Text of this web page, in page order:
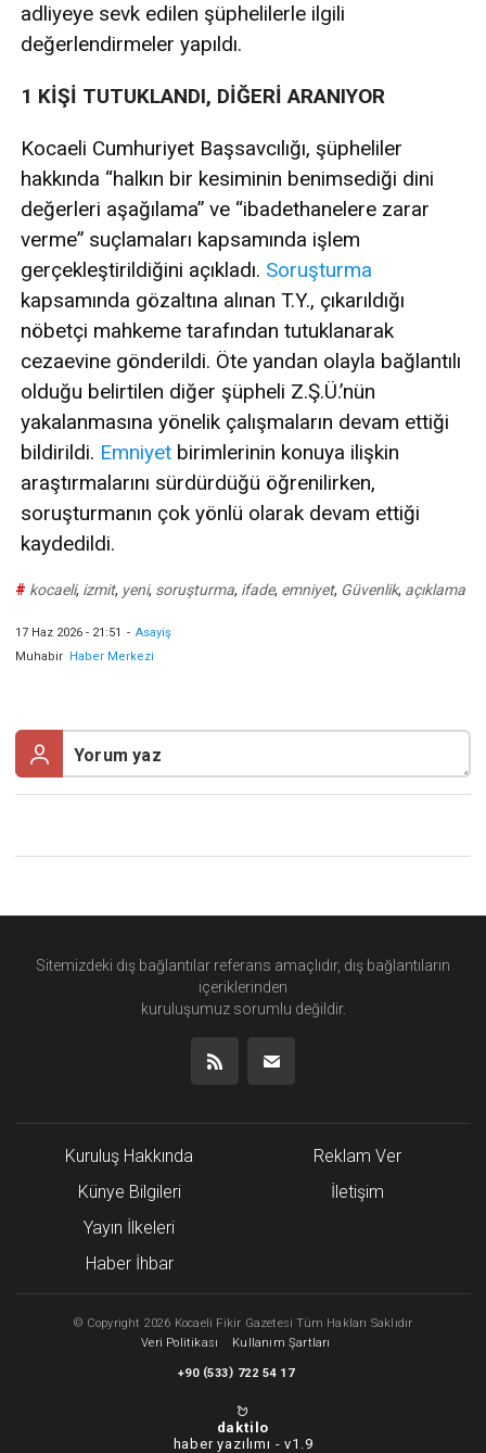
adliyeye sevk edilen şüphelilerle ilgili
değerlendirmeler yapıldı.
1 KİŞİ TUTUKLANDI, DİĞERİ ARANIYOR
Kocaeli Cumhuriyet Başsavcılığı, şüpheliler
hakkında “halkın bir kesiminin benimsediği dini
değerleri aşağılama” ve “ibadethanelere zarar
verme” suçlamaları kapsamında işlem
gerçekleştirildiğini açıkladı. Soruşturma
kapsamında gözaltına alınan T.Y., çıkarıldığı
nöbetçi mahkeme tarafından tutuklanarak
cezaevine gönderildi. Öte yandan olayla bağlantılı
olduğu belirtilen diğer şüpheli Z.Ş.Ü.’nün
yakalanmasına yönelik çalışmaların devam ettiği
bildirildi. Emniyet birimlerinin konuya ilişkin
araştırmalarını sürdürdüğü öğrenilirken,
soruşturmanın çok yönlü olarak devam ettiği
kaydedildi.
# kocaeli, izmit, yeni, soruşturma, ifade, emniyet, Güvenlik, açıklama
17 Haz 2026 - 21:51 - Asayiş
Muhabir
Haber Merkezi
Sitemizdeki dış bağlantılar referans amaçlıdır, dış bağlantıların
içeriklerinden
kuruluşumuz sorumlu değildir.
Kuruluş Hakkında
Künye Bilgileri
Yayın İlkeleri
Haber İhbar
Reklam Ver
İletişim
© Copyright 2026 Kocaeli Fikir Gazetesi Tüm Hakları Saklıdır
Veri Politikası
Kullanım Şartları
+90 (533) 722 54 17
daktilo
haber yazılımı -v1.9